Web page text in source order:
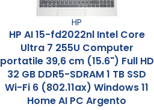
HP
HP AI 15-fd2022nl Intel Core
Ultra 7 255U Computer
portatile 39,6 cm (15.6") Full HD
32 GB DDR5-SDRAM 1 TB SSD
Wi-Fi 6 (802.11ax) Windows 11
Home AI PC Argento